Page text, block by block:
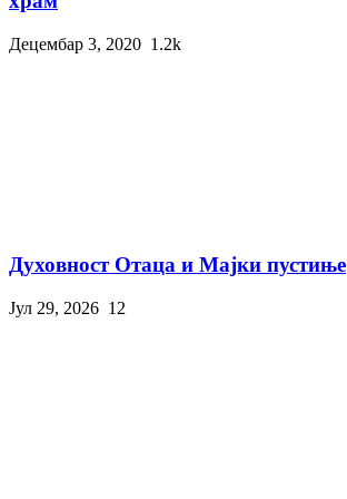
Децембар 3, 2020 1.2k
Духовност Отаца и Мајки пустиње
Јул 29, 2026 12